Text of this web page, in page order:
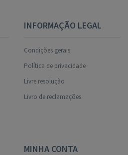
INFORMAÇÃO LEGAL
Condições gerais
Política de privacidade
Livre resolução
Livro de reclamações
MINHA CONTA